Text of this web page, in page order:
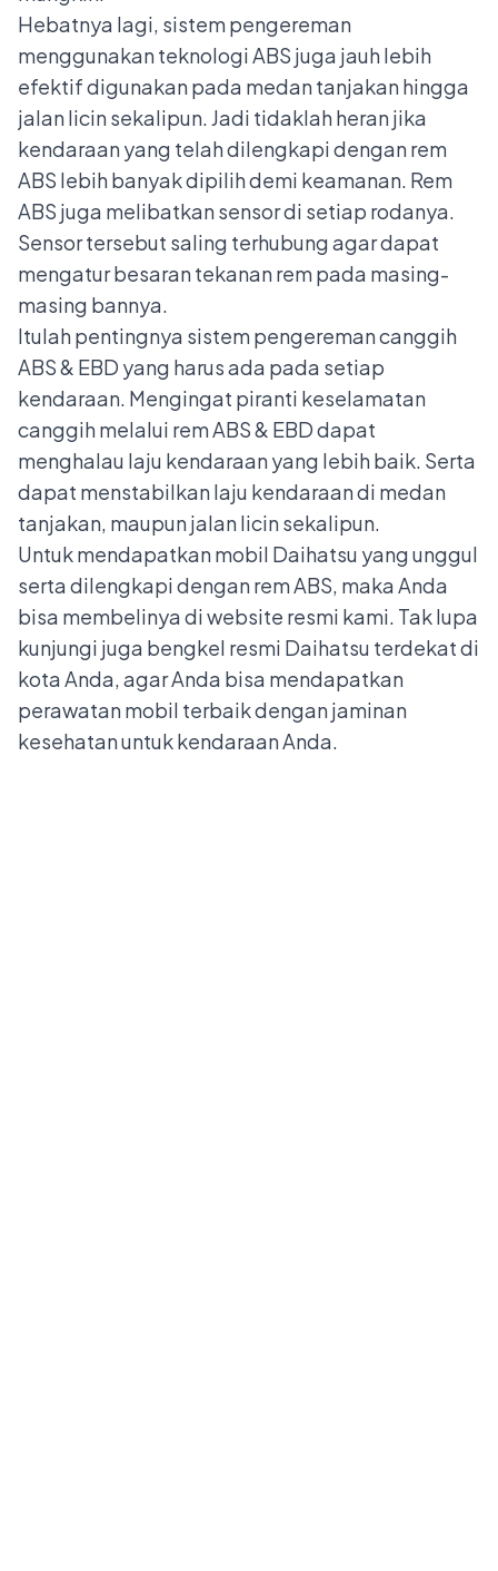
Hebatnya lagi, sistem pengereman
menggunakan teknologi ABS juga jauh lebih
efektif digunakan pada medan tanjakan hingga
jalan licin sekalipun. Jadi tidaklah heran jika
kendaraan yang telah dilengkapi dengan rem
ABS lebih banyak dipilih demi keamanan. Rem
ABS juga melibatkan sensor di setiap rodanya.
Sensor tersebut saling terhubung agar dapat
mengatur besaran tekanan rem pada masing-
masing bannya.
Itulah pentingnya sistem pengereman canggih
ABS & EBD yang harus ada pada setiap
kendaraan. Mengingat piranti keselamatan
canggih melalui rem ABS & EBD dapat
menghalau laju kendaraan yang lebih baik. Serta
dapat menstabilkan laju kendaraan di medan
tanjakan, maupun jalan licin sekalipun.
Untuk mendapatkan mobil Daihatsu yang unggul
serta dilengkapi dengan rem ABS, maka Anda
bisa membelinya di website resmi kami. Tak lupa
kunjungi juga bengkel resmi Daihatsu terdekat di
kota Anda, agar Anda bisa mendapatkan
perawatan mobil terbaik dengan jaminan
kesehatan untuk kendaraan Anda.